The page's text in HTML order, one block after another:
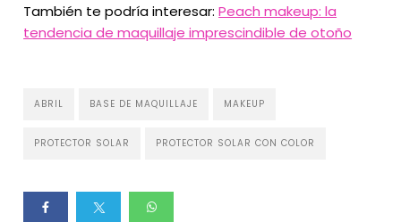
También te podría interesar:Peach makeup: la
tendencia de maquillaje imprescindible de otoño
ABRIL BASE DE MAQUILLAJE MAKEUP
PROTECTOR SOLAR PROTECTOR SOLAR CON COLOR